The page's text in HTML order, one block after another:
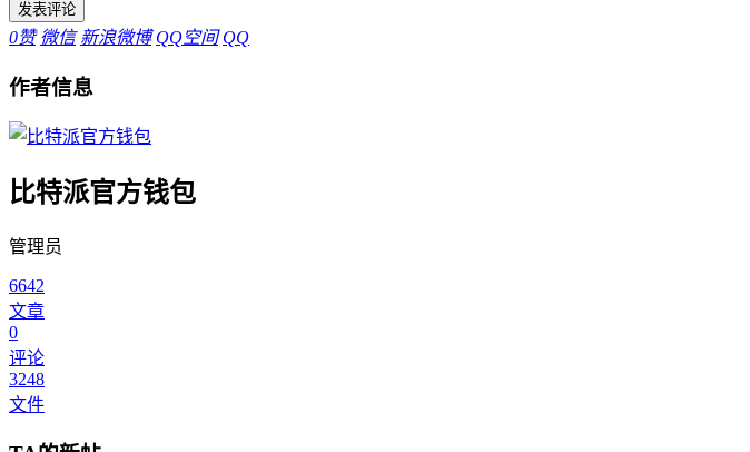
0赞 微信 新浪微博 QQ空间 QQ
作者信息
比特派官方钱包
管理员
6642
文章
0
评论
3248
文件